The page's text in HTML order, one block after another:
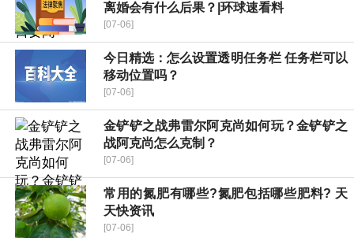
离婚会有什么后果？|环球速看料
[07-06]
今日精选：怎么设置透明任务栏 任务栏可以
移动位置吗？
[07-06]
金铲铲之战弗雷尔阿克尚如何玩？金铲铲之
战阿克尚怎么克制？
[07-06]
常用的氮肥有哪些?氮肥包括哪些肥料? 天
天快资讯
[07-06]